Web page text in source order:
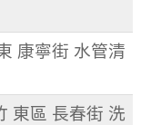
康寧街 水管清
東區 長春街 洗